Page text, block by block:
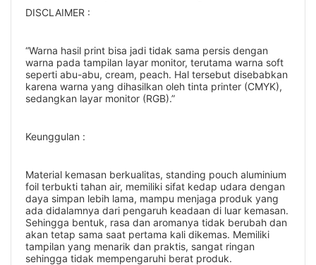
DISCLAIMER :
“Warna hasil print bisa jadi tidak sama persis dengan
warna pada tampilan layar monitor, terutama warna soft
seperti abu-abu, cream, peach. Hal tersebut disebabkan
karena warna yang dihasilkan oleh tinta printer (CMYK),
sedangkan layar monitor (RGB).”
Keunggulan :
Material kemasan berkualitas, standing pouch aluminium
foil terbukti tahan air, memiliki sifat kedap udara dengan
daya simpan lebih lama, mampu menjaga produk yang
ada didalamnya dari pengaruh keadaan di luar kemasan.
Sehingga bentuk, rasa dan aromanya tidak berubah dan
akan tetap sama saat pertama kali dikemas. Memiliki
tampilan yang menarik dan praktis, sangat ringan
sehingga tidak mempengaruhi berat produk.